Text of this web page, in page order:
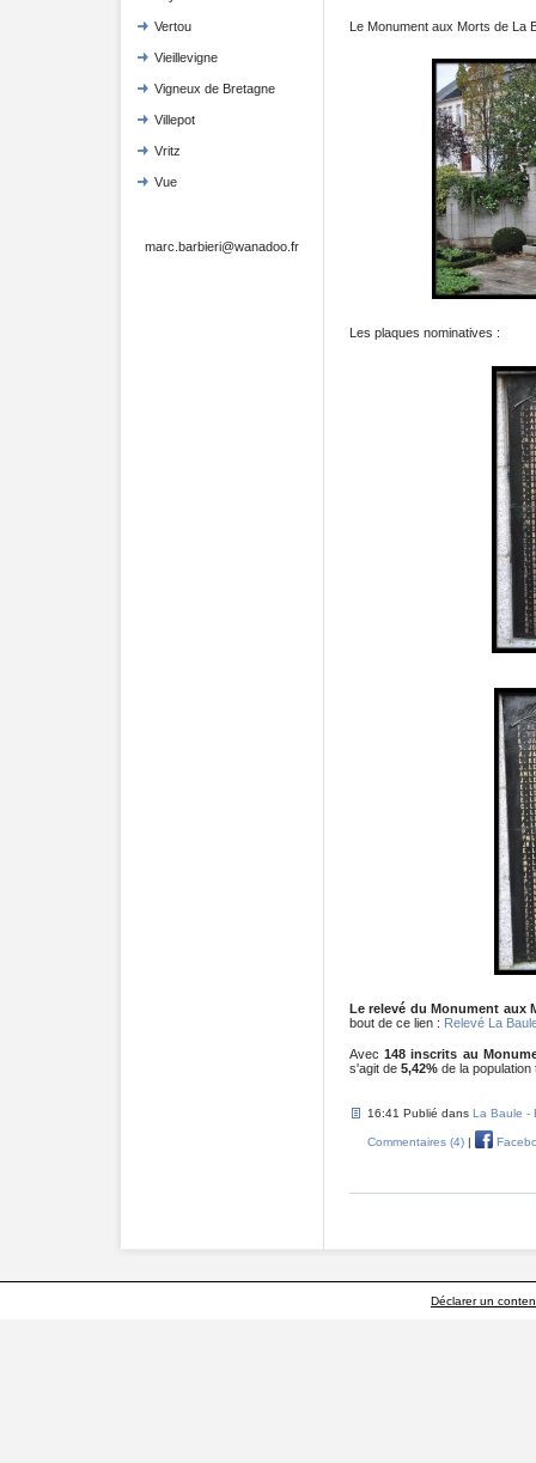
Vertou
Vieillevigne
Vigneux de Bretagne
Villepot
Vritz
Vue
marc.barbieri@wanadoo.fr
Le Monument aux Morts de La
Les plaques nominatives :
Le relevé du Monument aux
bout de ce lien : Relevé La
Avec 148 inscrits au
s'agit de 5,42%de la population
16:41 Publié dans La Baule -
Commentaires (4)|
Déclarer un